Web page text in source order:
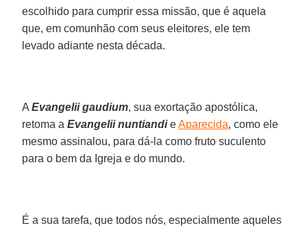
escolhido para cumprir essa missão, que é aquela
que, em comunhão com seus eleitores, ele tem
levado adiante nesta década.
AEvangelii gaudium, sua exortação apostólica,
retoma aEvangelii nuntiandi eAparecida, como ele
mesmo assinalou, para dá-la como fruto suculento
para o bem da Igreja e do mundo.
É a sua tarefa, que todos nós, especialmente aqueles